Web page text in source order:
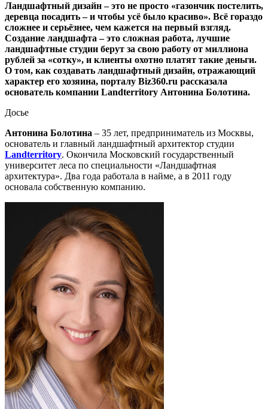
Ландшафтный дизайн – это не просто «газончик постелить,
деревца посадить – и чтобы усё было красиво». Всё гораздо
сложнее и серьёзнее, чем кажется на первый взгляд.
Создание ландшафта–это сложная работа, лучшие
ландшафтные студии берут за свою работу от миллиона
рублей за «сотку», и клиенты охотно платят такие деньги.
О том, как создавать ландшафтный дизайн, отражающий
характер его хозяина, порталу Biz360.ru рассказала
основатель компании Landterritory Антонина Болотина.
Досье
Антонина Болотина – 35 лет, предприниматель из Москвы,
основатель и главный ландшафтный архитектор студии
Landterritory. Окончила Московский государственный
университет леса по специальности «Ландшафтная
архитектура». Два года работала в найме, а в 2011 году
основала собственную компанию.